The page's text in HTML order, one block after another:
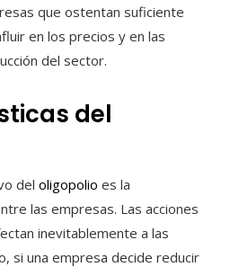
que ostentan suficiente
en los precios y en las
del sector.
del
del oligopolio es la
las empresas. Las acciones
inevitablemente a las
si una empresa decide reducir